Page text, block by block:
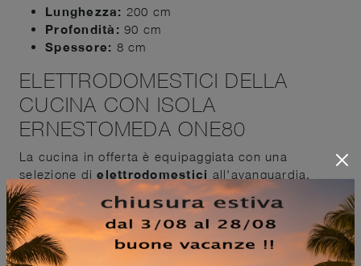
Lunghezza: 200 cm
Profondità: 90 cm
Spessore: 8 cm
ELETTRODOMESTICI DELLA
CUCINA CON ISOLA
ERNESTOMEDA ONE80
La cucina in offerta è equipaggiata con una
selezione dielettrodomestici all'avanguardia,
progettati per garantire massima efficienza e
praticità.
Piano cottura Whirlpool: piano a induzione,
vetroceramica colore platino, 77 cm, 4 zone